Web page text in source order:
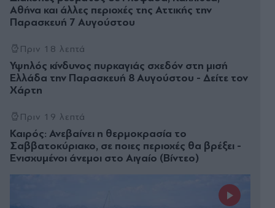
Αθήνα και άλλες περιοχές της Αττικής την
Παρασκευή 7 Αυγούστου
Πριν 18 λεπτά
Υψηλός κίνδυνος πυρκαγιάς σχεδόν στη μισή
Ελλάδα την Παρασκευή 8 Αυγούστου - Δείτε τον
Χάρτη
Πριν 19 λεπτά
Καιρός: Ανεβαίνει η θερμοκρασία το
Σαββατοκύριακο, σε ποιες περιοχές θα βρέξει -
Ενισχυμένοι άνεμοι στο Αιγαίο (Βίντεο)